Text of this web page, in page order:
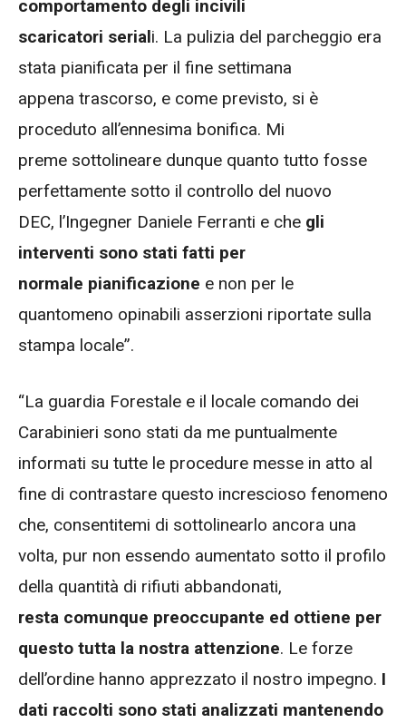
comportamento degli incivili
scaricatori seriali. La pulizia del parcheggio era
stata pianificata per il fine settimana
appena trascorso, e come previsto, si è
proceduto all’ennesima bonifica. Mi
preme sottolineare dunque quanto tutto fosse
perfettamente sotto il controllo del nuovo
DEC, l’Ingegner Daniele Ferranti e che gli
interventi sono stati fatti per
normale pianificazione e non per le
quantomeno opinabili asserzioni riportate sulla
stampa locale”.
“La guardia Forestale e il locale comando dei
Carabinieri sono stati da me puntualmente
informati su tutte le procedure messe in atto al
fine di contrastare questo increscioso fenomeno
che, consentitemi di sottolinearlo ancora una
volta, pur non essendo aumentato sotto il profilo
della quantità di rifiuti abbandonati,
resta comunque preoccupante ed ottiene per
questo tutta la nostra attenzione. Le forze
dell’ordine hanno apprezzato il nostro impegno. I
dati raccolti sono stati analizzati mantenendo